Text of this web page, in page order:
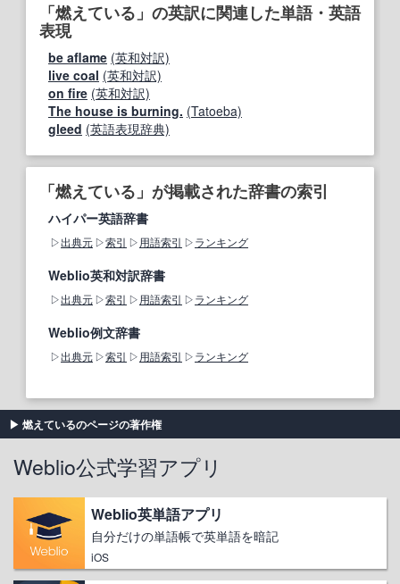
「燃えている」の英訳に関連した単語・英語
表現
be aflame (英和対訳)
live coal (英和対訳)
on fire (英和対訳)
The house is burning. (Tatoeba)
gleed (英語表現辞典)
「燃えている」が掲載された辞書の索引
ハイパー英語辞書
出典元 索引 用語索引 ランキング
Weblio英和対訳辞書
出典元 索引 用語索引 ランキング
Weblio例文辞書
出典元 索引 用語索引 ランキング
燃えているのページの著作権
Weblio公式学習アプリ
Weblio英単語アプリ
自分だけの単語帳で英単語を暗記
iOS